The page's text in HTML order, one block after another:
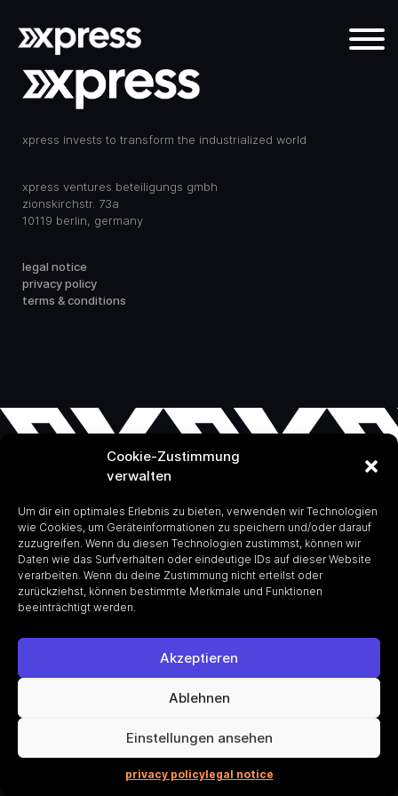
Cookie-Zustimmung
verwalten
Um dir ein optimales Erlebnis zu bieten, verwenden wir Technologien
wie Cookies, um Geräteinformationen zu speichern und/oder darauf
zuzugreifen. Wenn du diesen Technologien zustimmst, können wir
Daten wie das Surfverhalten oder eindeutige IDs auf dieser Website
verarbeiten. Wenn du deine Zustimmung nicht erteilst oder
zurückziehst, können bestimmte Merkmale und Funktionen
beeinträchtigt werden.
Akzeptieren
Ablehnen
Einstellungen ansehen
privacy policylegal notice
xpress invests to transform the industrialized world
xpress ventures beteiligungs gmbh
zionskirchstr. 73a
10119 berlin, germany
legal notice
privacy policy
terms & conditions